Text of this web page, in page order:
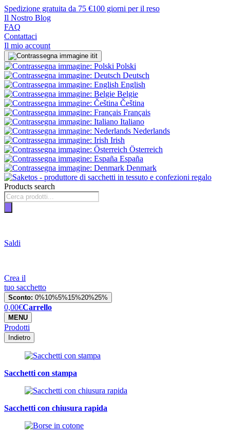
Spedizione gratuita da 75 €100 giorni per il reso
Il Nostro Blog
FAQ
Contattaci
Il mio account
it
Polski
Deutsch
English
Belgie
Čeština
Français
Italiano
Nederlands
Irish
Österreich
España
Denmark
Products search
Saldi
Crea il
tuo sacchetto
Sconto: 0%10%5%15%20%25%
0,00€Carrello
MENU
Prodotti
Indietro
Sacchetti con stampa
Sacchetti con chiusura rapida